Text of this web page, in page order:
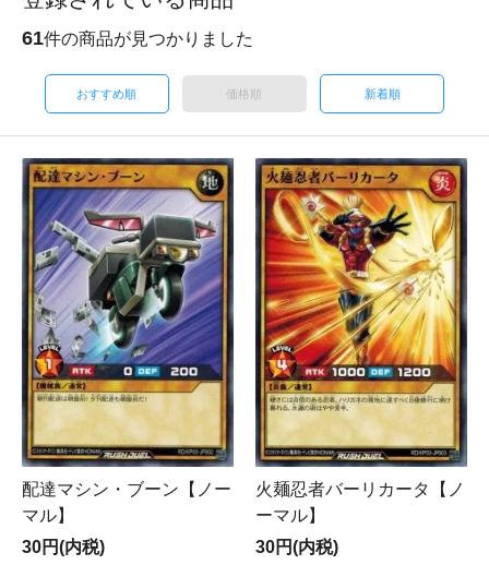
61件の商品が見つかりました
おすすめ順 価格順 新着順
配達マシン・ブーン【ノー
マル】
30円(内税)
火麺忍者バーリカータ【ノ
ーマル】
30円(内税)